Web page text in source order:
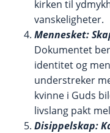
kirken til
vanskeligheter.
Mennesket:
Dokumentet
identitet og
understreker
kvinne i Guds
livslang pakt
Disippelskap: